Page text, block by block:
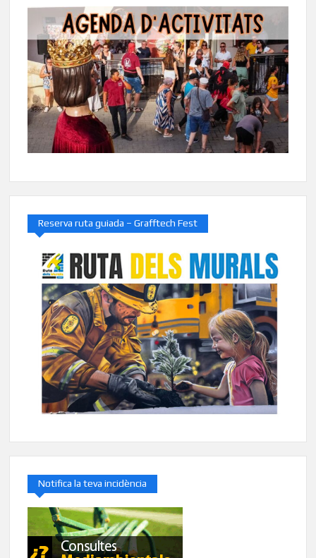
Reserva ruta guiada – Grafftech Fest
Notifica la teva incidència